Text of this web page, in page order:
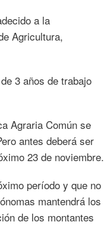
a la
Agricultura,
3 años de trabajo
Agraria Común se
antes deberá ser
23 de noviembre.
período y que no
mantendrá los
de los montantes